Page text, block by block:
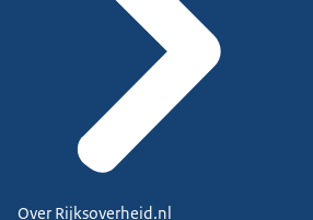
Over Rijksoverheid.nl